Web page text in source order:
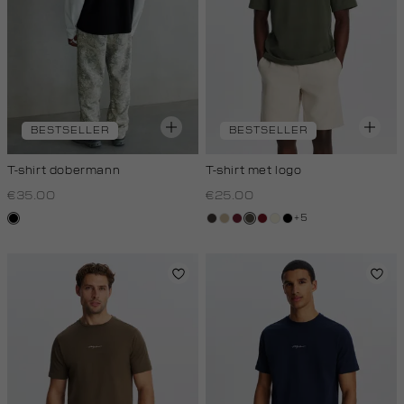
BESTSELLER
T-shirt dobermann
€35.00
zwart
BESTSELLER
T-shirt met logo
€25.00
choco
lichtzand
bordeaux
bos,rood,
wit,
white
zwart
+5